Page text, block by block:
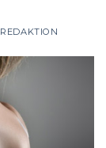
REDAKTION